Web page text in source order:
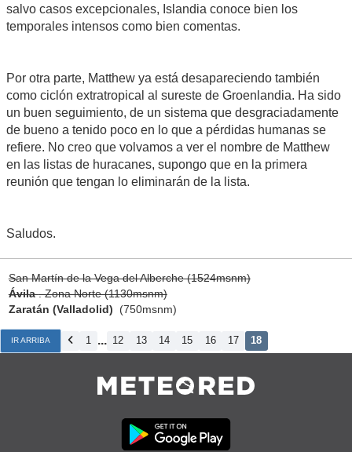
salvo casos excepcionales, Islandia conoce bien los
temporales intensos como bien comentas.
Por otra parte, Matthew ya está desapareciendo también
como ciclón extratropical al sureste de Groenlandia. Ha sido
un buen seguimiento, de un sistema que desgraciadamente
de bueno a tenido poco en lo que a pérdidas humanas se
refiere. No creo que volvamos a ver el nombre de Matthew
en las listas de huracanes, supongo que en la primera
reunión que tengan lo eliminarán de la lista.
Saludos.
San Martín de la Vega del Alberche (1524msnm)
Ávila. Zona Norte (1130msnm)
Zaratán (Valladolid) (750msnm)
IR ARRIBA 1 ... 12 13 14 15 16 17 18